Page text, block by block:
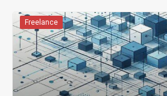
Freelance